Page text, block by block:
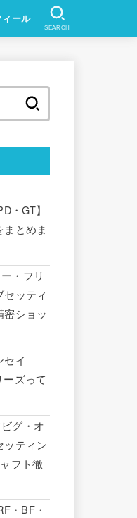
ィール
SEARCH
・GT】
とめま
・フリ
ッティ
密ショッ
セイ
ーズって
グ・オ
ッティン
フト徹
・BF・